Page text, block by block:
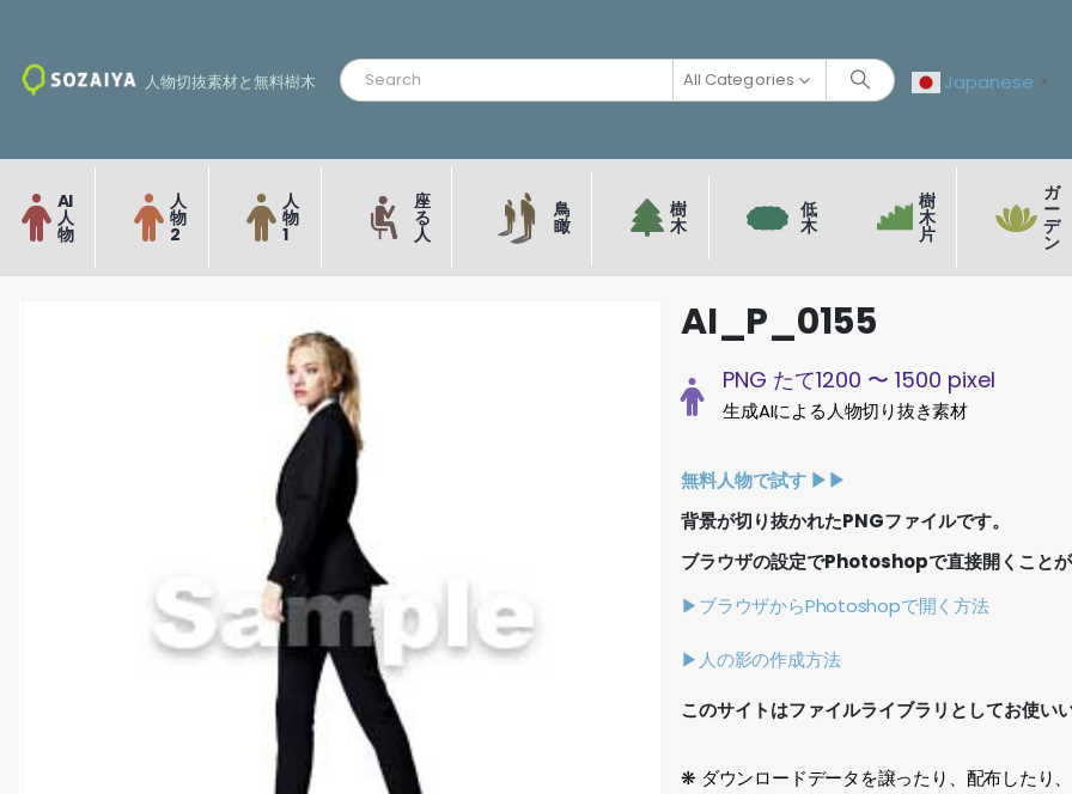
人物切抜素材と無料樹木 All Categories Japanese ▼
AI
人
物
人
物
2
人
物
1
座
る
人
鳥
瞰
樹
木
低
木
樹
木
片
ガ
ー
デ
ン
AI_P_0155
PNG たて1200 〜 1500 pixel
生成AIによる人物切り抜き素材
無料人物で試す ▶︎▶︎
背景が切り抜かれたPNGファイルです。
ブラウザの設定でPhotoshopで直接開くこと
▶ブラウザからPhotoshopで開く方法
▶人の影の作成方法
このサイトはファイルライブラリとしてお使い
❋ ダウンロードデータを譲ったり、配布したり